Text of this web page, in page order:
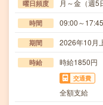
曜日頻度 月～金（週
時間 09:00～
期間 2026年10月
時給 時給1850円
交通費
全額支給